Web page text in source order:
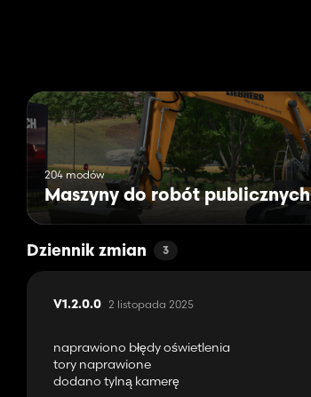
204 modów
Maszyny do robót publicznych
Dziennik zmian 3
V1.2.0.0 2 listopada 2025
naprawiono błędy oświetlenia
tory naprawione
dodano tylną kamerę